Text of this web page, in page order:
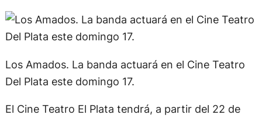
Los Amados. La banda actuará en el Cine Teatro
Del Plata este domingo 17.
El Cine Teatro El Plata tendrá, a partir del 22 de